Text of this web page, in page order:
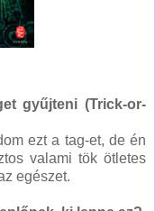
gyűjteni (Trick-or-
ezt a tag-et, de én
valami tök ötletes
egészet.